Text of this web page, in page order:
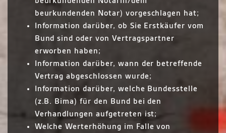
beurkundenden Notar) vorgeschlagen hat;
Information darüber, ob Sie Erstkäufer vom
Bund sind oder von Vertragspartner
erworben haben;
Information darüber, wann der betreffende
Vertrag abgeschlossen wurde;
Information darüber, welche Bundesstelle
(z.B. Bima) für den Bund bei den
Verhandlungen aufgetreten ist;
Welche Werterhöhung im Falle von